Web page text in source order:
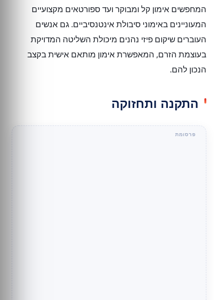
המחפשים אימון קל ומבוקר ועד ספורטאים מקצועיים
המעוניינים באימוני סיבולת אינטנסיביים. גם אנשים
העוברים שיקום פיזי נהנים מיכולת השליטה המדויקת
בעוצמת הזרם, המאפשרת אימון מותאם אישית בקצב
הנכון להם.
התקנה ותחזוקה